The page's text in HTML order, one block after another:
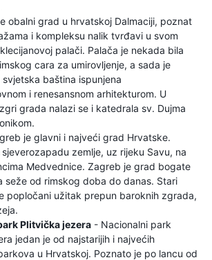
obalni grad u hrvatskoj Dalmaciji, poznat
i kompleksu nalik tvrđavi u svom
palači. Palača je nekada bila
cara za umirovljenje, a sada je
svjetska baština ispunjena
i renesansnom arhitekturom. U
grada nalazi se i katedrala sv. Dujma
je glavni i najveći grad Hrvatske.
zemlje, uz rijeku Savu, na
Medvednice. Zagreb je grad bogate
seže od rimskog doba do danas. Stari
popločani užitak prepun baroknih zgrada,
Plitvička jezera - Nacionalni park
jedan je od najstarijih i najvećih
u Hrvatskoj. Poznato je po lancu od